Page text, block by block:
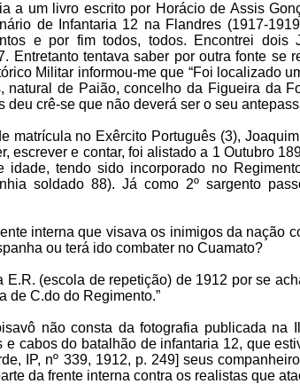
a um livro escrito por Horácio de Assis
de Infantaria 12 na Flandres (1917-
e por fim todos, todos. Encontrei dois
Entretanto tentava saber por outra fonte se
Militar informou-me que “Foi localizado
natural de Paião, concelho da Figueira da
deu crê-se que não deverá ser o seu
matrícula no Exêrcito Português (3),
escrever e contar, foi alistado a 1 Outubro
idade, tendo sido incorporado no
soldado 88). Já como 2º sargento
interna que visava os inimigos da nação
ou terá ido combater no Cuamato?
E.R. (escola de repetição) de 1912 por se
de C.do do Regimento.”
não consta da fotografia publicada na
e cabos do batalhão de infantaria 12, que
IP, nº 339, 1912, p. 249] seus
da frente interna contra os realistas que